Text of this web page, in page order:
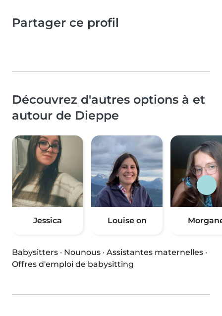
Partager ce profil
Découvrez d'autres options à et
autour de Dieppe
Jessica Louise on
Babysitters · Nounous · Assistantes maternelles ·
Offres d'emploi de babysitting